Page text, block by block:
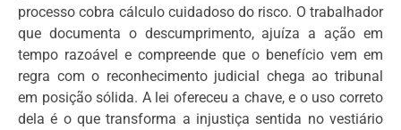
processo cobra cálculo cuidadoso do risco. O trabalhador
que documenta o descumprimento, ajuíza a ação em
tempo razoável e compreende que o benefício vem em
regra com o reconhecimento judicial chega ao tribunal
em posição sólida. A lei ofereceu a chave, e o uso correto
dela é o que transforma a injustiça sentida no vestiário